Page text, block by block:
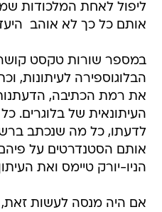
ליפול לאחת המלכודות
אותם כל כך לא אוהב 
במספר שורות טקסט קושר
הבלוגוספירה לעיתונות,
את רמת הכתיבה,
העיתונאית של בלוגרים.
לדעתו, כל מה שנכתב
אותם הסטנדרטים על
הניו-יורק טיימס ואת
אם היה מנסה לעשות זאת,